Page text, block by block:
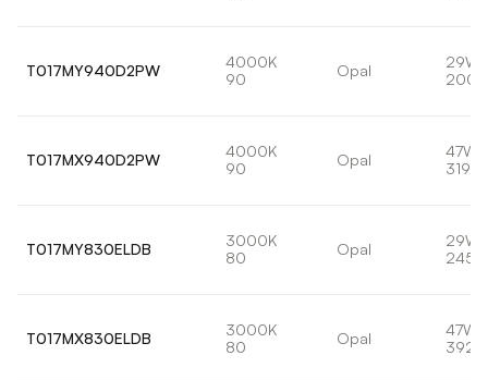
T017MY940D2PW
4000K
90
Opal
29W
T017MX940D2PW
4000K
90
Opal
47W
T017MY830ELDB
3000K
80
Opal
29W
T017MX830ELDB
3000K
80
Opal
47W